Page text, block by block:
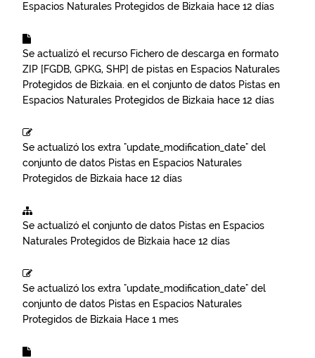
Espacios Naturales Protegidos de Bizkaia hace 12 días
Se actualizó el recurso Fichero de descarga en formato
ZIP [FGDB, GPKG, SHP] de pistas en Espacios Naturales
Protegidos de Bizkaia. en el conjunto de datos Pistas en
Espacios Naturales Protegidos de Bizkaia hace 12 días
Se actualizó los extra "update_modification_date" del
conjunto de datos Pistas en Espacios Naturales
Protegidos de Bizkaia hace 12 días
Se actualizó el conjunto de datos Pistas en Espacios
Naturales Protegidos de Bizkaia hace 12 días
Se actualizó los extra "update_modification_date" del
conjunto de datos Pistas en Espacios Naturales
Protegidos de Bizkaia Hace 1 mes